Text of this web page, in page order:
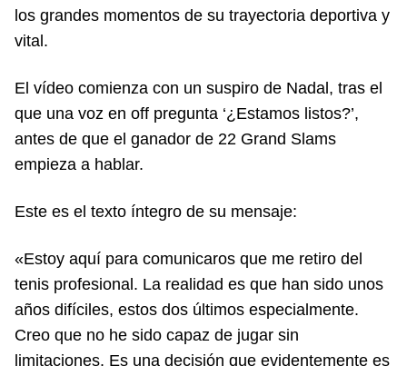
los grandes momentos de su trayectoria deportiva y
vital.
El vídeo comienza con un suspiro de Nadal, tras el
que una voz en off pregunta ‘¿Estamos listos?’,
antes de que el ganador de 22 Grand Slams
empieza a hablar.
Este es el texto íntegro de su mensaje:
«Estoy aquí para comunicaros que me retiro del
tenis profesional. La realidad es que han sido unos
años difíciles, estos dos últimos especialmente.
Creo que no he sido capaz de jugar sin
limitaciones. Es una decisión que evidentemente es